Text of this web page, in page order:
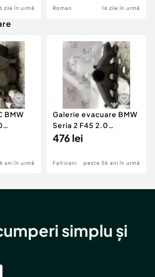
zile în urmă Roman 16 zile în urmă
BMW
ani în urmă
Galerie evacuare BMW
Seria 2 F45 2.0
Motorina 2016
476 lei
Falticeni peste 56 ani în urmă
simplu și